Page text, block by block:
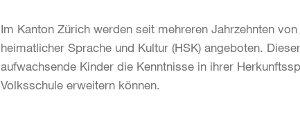
Im Kanton Zürich werden seit mehreren Jahrzehnten
heimatlicher Sprache und Kultur (HSK) angeboten.
aufwachsende Kinder die Kenntnisse in ihrer
Volksschule erweitern können.